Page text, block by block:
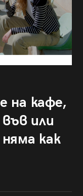
на кафе,
или
как